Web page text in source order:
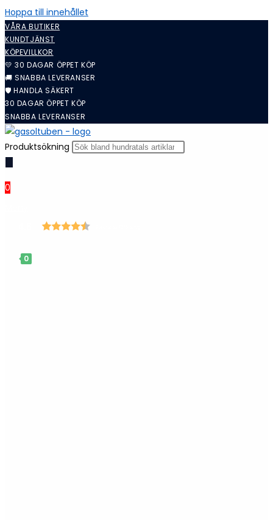
Hoppa till innehållet
VÅRA BUTIKER
KUNDTJÄNST
KÖPEVILLKOR
💛 30 DAGAR ÖPPET KÖP
🚚 SNABBA LEVERANSER
🛡️ HANDLA SÄKERT
30 DAGAR ÖPPET KÖP
SNABBA LEVERANSER
Produktsökning
0
0